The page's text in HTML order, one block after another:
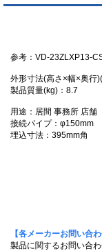
参考：VD-23ZLXP13-
外形寸法(高さ×幅×奥行
製品質量(kg)：8.7
用途：居間 事務所 店舗
接続パイプ：φ150mm
埋込寸法：395mm角
【各メーカーお問い合わ
製品に関するお問い合